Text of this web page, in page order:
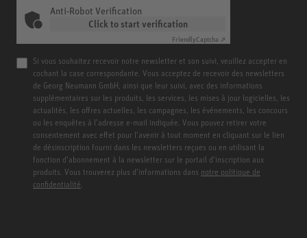
Anti-Robot Verification
Click to start verification
FriendlyCaptcha ⇗
Si vous souhaitez recevoir notre newsletter et son suivi, veuillez accepter en
cochant la case correspondante. Vous acceptez de recevoir des newsletters
de Georg Neumann GmbH, ainsi que leur suivi, avec des informations
supplémentaires sur les produits, les services, les mises à jour logicielles, les
actualités, les offres actuelles, les campagnes, les événements, les concours
ou les enquêtes à l’adresse e-mail indiquée. Vous pouvez retirer votre
consentement avec effet pour l’avenir à tout moment en cliquant sur le lien
de désinscription fourni dans les newsletters reçues ou en utilisant la
fonction d’abonnement à la newsletter sur le portail d’inscription aux
produits. Vous trouverez plus d’informations dans notre politique de
confidentialité.